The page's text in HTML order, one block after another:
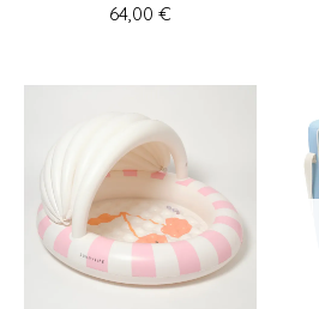
64,00 €